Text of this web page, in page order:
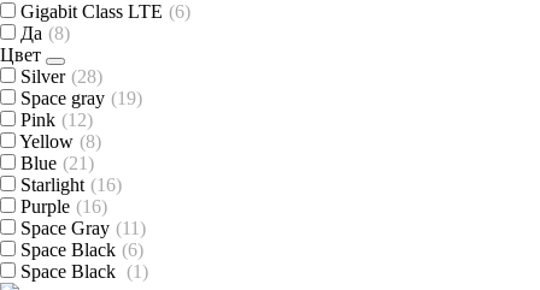
Gigabit Class LTE (6)
Да (8)
Цвет
Silver (28)
Space gray (19)
Pink (12)
Yellow (8)
Blue (21)
Starlight (16)
Purple (16)
Space Gray (11)
Space Black (6)
Space Black (1)